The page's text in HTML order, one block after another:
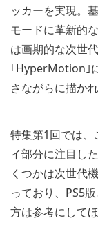
ッカーを実現。
モードに革新的
は画期的な次世
｢HyperMotion｣
さながらに描かれ
特集第1回では、
イ部分に注目し
くつかは次世代
っており、PS5
方は参考にしてほ